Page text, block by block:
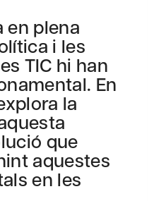
en plena
i les
TIC hi han
En
la
que
aquestes
en les